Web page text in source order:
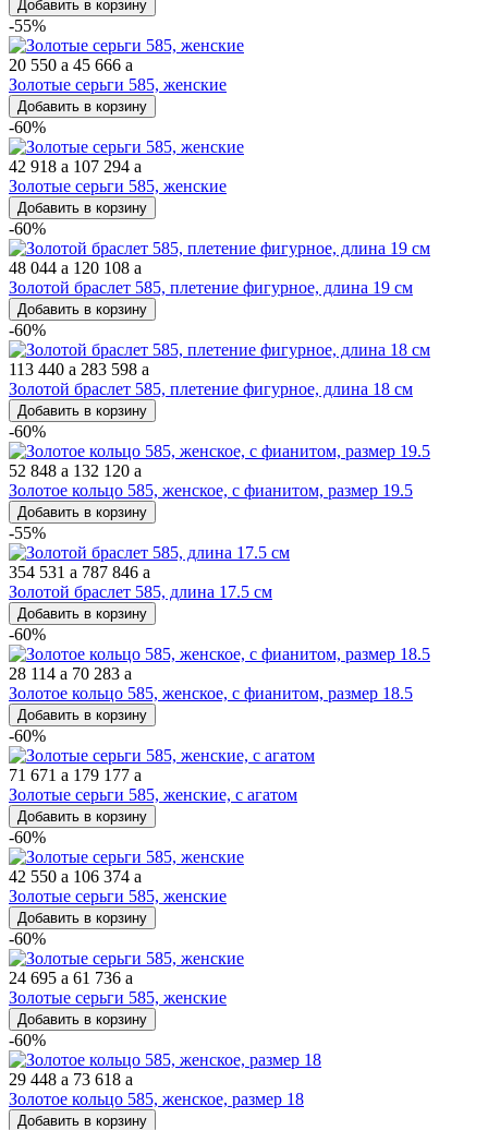
Добавить в корзину
-55%
20 550 a 45 666 a
Золотые серьги 585, женские
Добавить в корзину
-60%
42 918 a 107 294 a
Золотые серьги 585, женские
Добавить в корзину
-60%
48 044 a 120 108 a
Золотой браслет 585, плетение фигурное, длина 19 см
Добавить в корзину
-60%
113 440 a 283 598 a
Золотой браслет 585, плетение фигурное, длина 18 см
Добавить в корзину
-60%
52 848 a 132 120 a
Золотое кольцо 585, женское, с фианитом, размер 19.5
Добавить в корзину
-55%
354 531 a 787 846 a
Золотой браслет 585, длина 17.5 см
Добавить в корзину
-60%
28 114 a 70 283 a
Золотое кольцо 585, женское, с фианитом, размер 18.5
Добавить в корзину
-60%
71 671 a 179 177 a
Золотые серьги 585, женские, с агатом
Добавить в корзину
-60%
42 550 a 106 374 a
Золотые серьги 585, женские
Добавить в корзину
-60%
24 695 a 61 736 a
Золотые серьги 585, женские
Добавить в корзину
-60%
29 448 a 73 618 a
Золотое кольцо 585, женское, размер 18
Добавить в корзину